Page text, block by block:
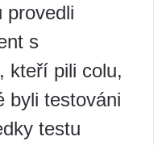
provedli
s
kteří pili colu,
byli testováni
testu